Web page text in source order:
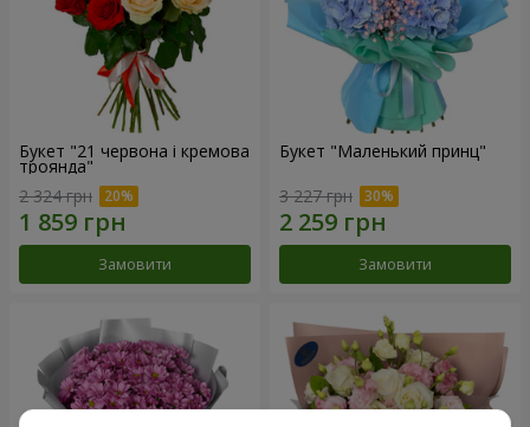
Букет "21 червона і кремова
троянда"
2 324 грн
Замовити
Букет "Маленький принц"
3 227 грн
Замовити